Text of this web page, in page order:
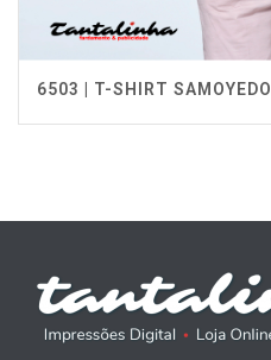
6503 | T-SHIRT SAMOYEDO